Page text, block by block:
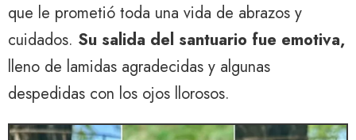
que le prometió toda una vida de abrazos y
cuidados. Su salida del santuario fue emotiva,
lleno de lamidas agradecidas y algunas
despedidas con los ojos llorosos.